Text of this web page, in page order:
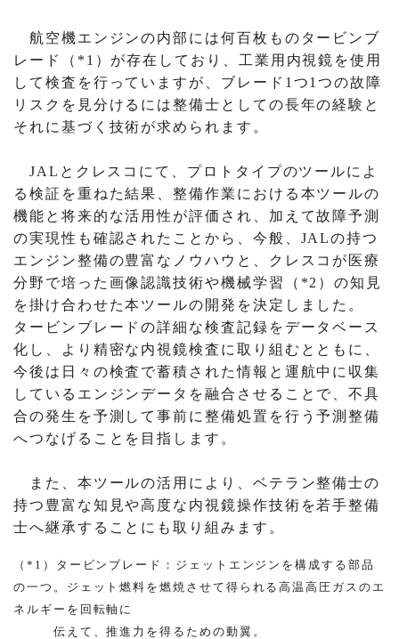
航空機エンジンの内部には何百枚ものタービンブ
レード（*1）が存在しており、工業用内視鏡を使用
して検査を行っていますが、ブレード1つ1つの故障
リスクを見分けるには整備士としての長年の経験と
それに基づく技術が求められます。
JALとクレスコにて、プロトタイプのツールによ
る検証を重ねた結果、整備作業における本ツールの
機能と将来的な活用性が評価され、加えて故障予測
の実現性も確認されたことから、今般、JALの持つ
エンジン整備の豊富なノウハウと、クレスコが医療
分野で培った画像認識技術や機械学習（*2）の知見
を掛け合わせた本ツールの開発を決定しました。
タービンブレードの詳細な検査記録をデータベース
化し、より精密な内視鏡検査に取り組むとともに、
今後は日々の検査で蓄積された情報と運航中に収集
しているエンジンデータを融合させることで、不具
合の発生を予測して事前に整備処置を行う予測整備
へつなげることを目指します。
また、本ツールの活用により、ベテラン整備士の
持つ豊富な知見や高度な内視鏡操作技術を若手整備
士へ継承することにも取り組みます。
（*1）タービンブレード：ジェットエンジンを構成する部品
の一つ。ジェット燃料を燃焼させて得られる高温高圧ガスのエ
ネルギーを回転軸に
伝えて、推進力を得るための動翼。